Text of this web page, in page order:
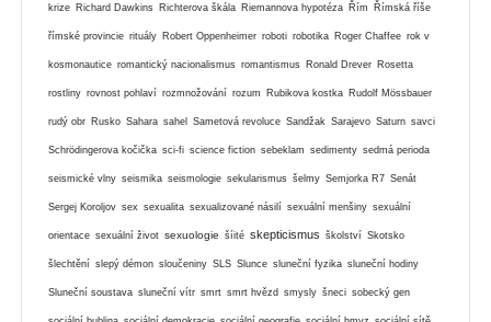
krize Richard Dawkins Richterova škála Riemannova hypotéza Řím Římská říše
římské provincie rituály Robert Oppenheimer roboti robotika Roger Chaffee rok v
kosmonautice romantický nacionalismus romantismus Ronald Drever Rosetta
rostliny rovnost pohlaví rozmnožování rozum Rubikova kostka Rudolf Mössbauer
rudý obr Rusko Sahara sahel Sametová revoluce Sandžak Sarajevo Saturn savci
Schrödingerova kočička sci-fi science fiction sebeklam sedimenty sedmá perioda
seismické vlny seismika seismologie sekularismus šelmy Semjorka R7 Senát
Sergej Koroljov sex sexualita sexualizované násilí sexuální menšiny sexuální
orientace sexuální život sexuologie šíité skepticismus školství Skotsko
šlechtění slepý démon sloučeniny SLS Slunce sluneční fyzika sluneční hodiny
Sluneční soustava sluneční vítr smrt smrt hvězd smysly šneci sobecký gen